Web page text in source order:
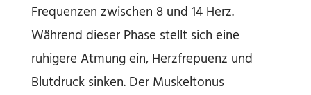
Frequenzen zwischen 8 und 14 Herz.
Während dieser Phase stellt sich eine
ruhigere Atmung ein, Herzfrepuenz und
Blutdruck sinken. Der Muskeltonus